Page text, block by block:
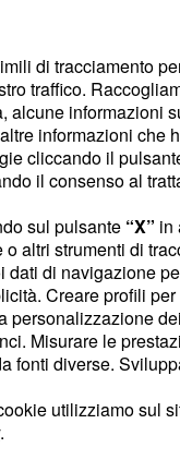
28
a
non saranno i
diUomini e
Trono Over.
tv, infatti,oggi
di nuovo
corteggiatore
fronte a ben sei
di tracciamento
traffico.
informazioni
informazioni
cliccando il
il consenso al
sul pulsante “X” in
altri strumenti di
dati di navigazione
Creare profili
personalizzazione
Misurare le
fonti diverse.
utilizziamo sul
.